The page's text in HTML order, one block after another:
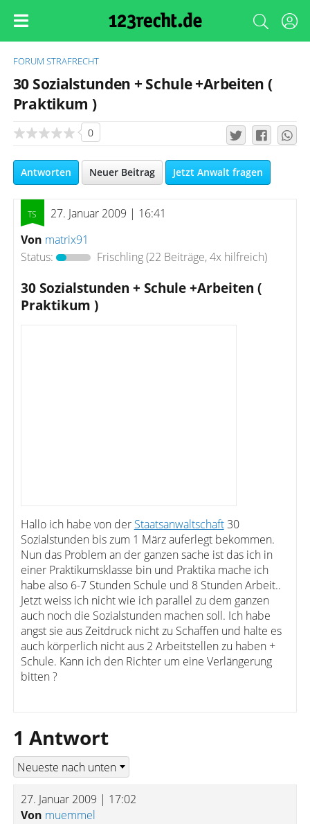
FORUM STRAFRECHT
30 Sozialstunden + Schule +Arbeiten (
Praktikum )
0
Antworten Neuer Beitrag Jetzt Anwalt fragen
27. Januar 2009 | 16:41
Von matrix91
Status:
Frischling(22 Beiträge, 4x hilfreich)
30 Sozialstunden + Schule +Arbeiten (
Praktikum )
Hallo ich habe von der Staatsanwaltschaft30
Sozialstunden bis zum 1 März auferlegt bekommen.
Nun das Problem an der ganzen sache ist das ich in
einer Praktikumsklasse bin und Praktika mache ich
habe also 6-7 Stunden Schule und 8 Stunden Arbeit..
Jetzt weiss ich nicht wie ich parallel zu dem ganzen
auch noch die Sozialstunden machen soll. Ich habe
angst sie aus Zeitdruck nicht zu Schaffen und halte es
auch körperlich nicht aus 2 Arbeitstellen zu haben +
Schule. Kann ich den Richter um eine Verlängerung
bitten ?
1 Antwort
27. Januar 2009 | 17:02
Von muemmel